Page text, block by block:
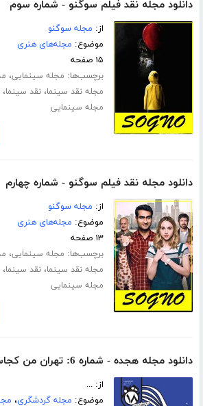
دانلود مجله نقد فیلم سوگنو - شماره سوم
از: مجله سوگنو
موضوع: مجله‌های هنری
۱۵ صفحه
برچسب‌ها: مجله سینمایی،
مجله نقد سینما،نقد سینما،
مجله سینمایی
دانلود مجله نقد فیلم سوگنو - شماره چهارم
از: مجله سوگنو
موضوع: مجله‌های هنری
۱۳ صفحه
برچسب‌ها: مجله سینمایی،
مجله نقد سینما،نقد سینما،
مجله سینمایی
دانلود مجله هجده - شماره 6: تهران من کجاست
از: ...
موضوع: مجله گردشگری،